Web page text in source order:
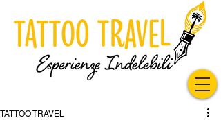
TATTOO TRAVEL